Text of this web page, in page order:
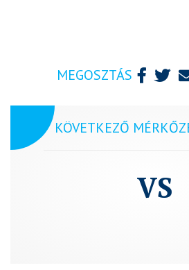
MEGOSZTÁS
KÖVETKEZŐ
VS